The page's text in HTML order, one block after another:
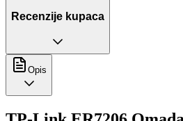
Recenzije kupaca
Opis